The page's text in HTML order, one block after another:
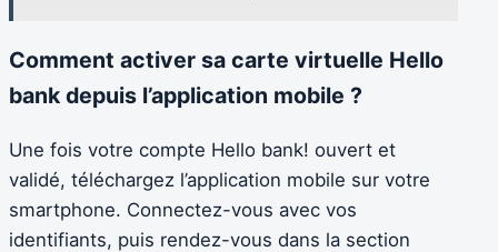
Comment activer sa carte virtuelle Hello
bank depuis l’application mobile ?
Une fois votre compte Hello bank! ouvert et
validé, téléchargez l’application mobile sur votre
smartphone. Connectez-vous avec vos
identifiants, puis rendez-vous dans la section